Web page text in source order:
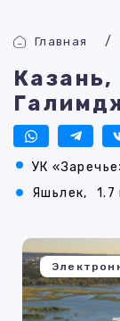
Главная
УК
Яшьлек, 1.7